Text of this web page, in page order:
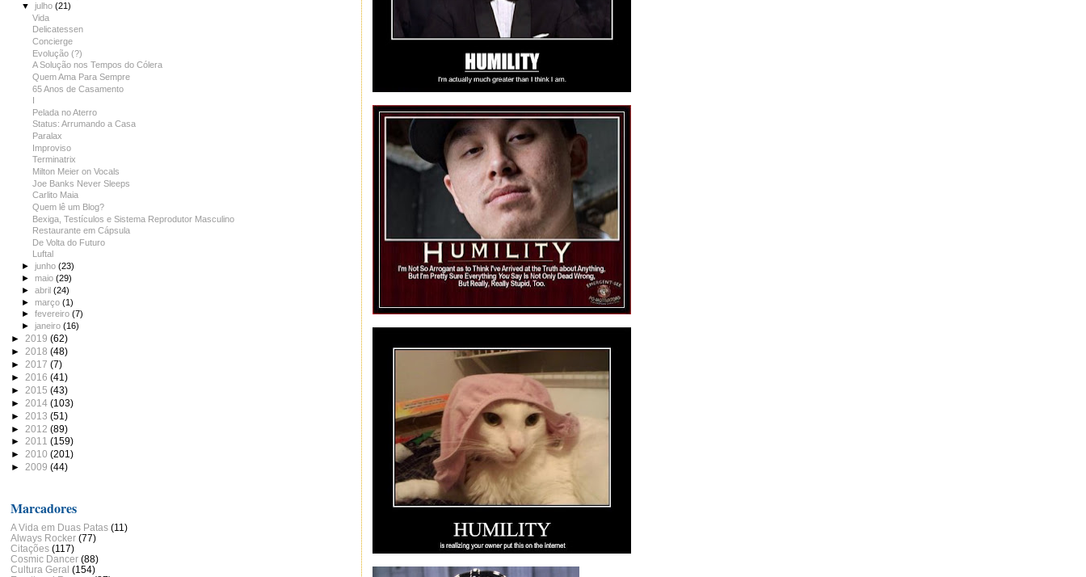
▼julho(21)
Vida
Delicatessen
Concierge
Evolução (?)
A Solução nos Tempos do Cólera
Quem Ama Para Sempre
65 Anos de Casamento
I
Pelada no Aterro
Status: Arrumando a Casa
Paralax
Improviso
Terminatrix
Milton Meier on Vocals
Joe Banks Never Sleeps
Carlito Maia
Quem lê um Blog?
Bexiga, Testículos e Sistema Reprodutor Masculino
Restaurante em Cápsula
De Volta do Futuro
Luftal
►junho(23)
►maio(29)
►abril(24)
►março(1)
►fevereiro(7)
►janeiro(16)
► 2019 (62)
► 2018 (48)
► 2017 (7)
► 2016 (41)
► 2015 (43)
► 2014 (103)
► 2013 (51)
► 2012 (89)
► 2011 (159)
► 2010 (201)
► 2009 (44)
Marcadores
A Vida em Duas Patas (11)
Always Rocker (77)
Citações (117)
Cosmic Dancer (88)
Cultura Geral (154)